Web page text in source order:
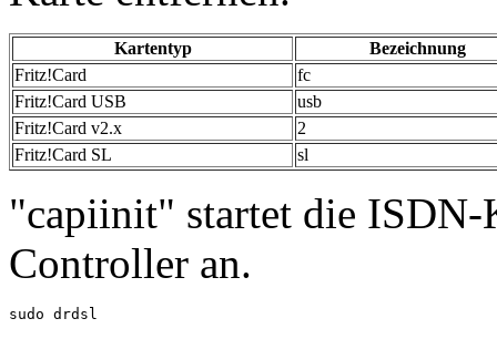
Kartentyp
Bezeichnung
Fritz!Card
fc
Fritz!Card USB
usb
Fritz!Card v2.x
2
Fritz!Card SL
sl
"capiinit" startet die
Controller an.
sudo drdsl